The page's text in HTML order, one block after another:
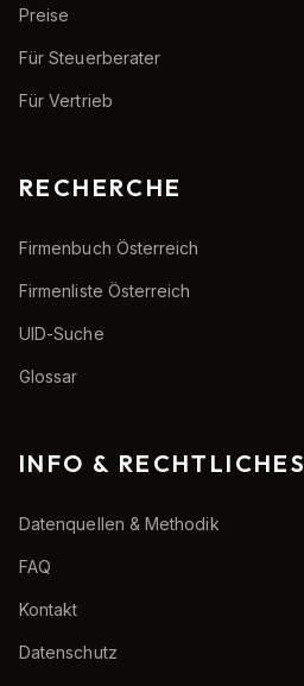
Preise
Für Steuerberater
Für Vertrieb
RECHERCHE
Firmenbuch Österreich
Firmenliste Österreich
UID-Suche
Glossar
INFO & RECHTLICHES
Datenquellen & Methodik
FAQ
Kontakt
Datenschutz